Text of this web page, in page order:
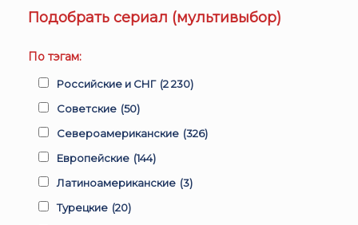
Подобрать сериал (мультивыбор)
По тэгам:
Российские и СНГ (2 230)
Советские (50)
Североамериканские (326)
Европейские (144)
Латиноамериканские (3)
Турецкие (20)